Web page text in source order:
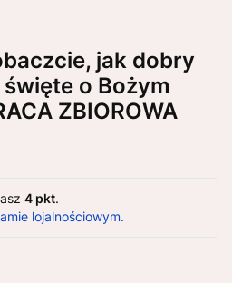
jak dobry
o Bożym
ZBIOROWA
4 pkt.
lojalnościowym.